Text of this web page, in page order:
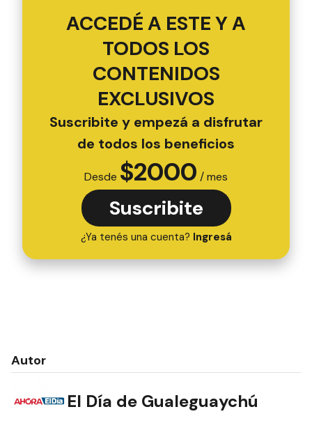
ACCEDÉ A ESTE Y A
TODOS LOS
CONTENIDOS
EXCLUSIVOS
Suscribite y empezá a disfrutar
de todos los beneficios
Desde $2000 / mes
Suscribite
¿Ya tenés una cuenta? Ingresá
Autor
El Día de Gualeguaychú